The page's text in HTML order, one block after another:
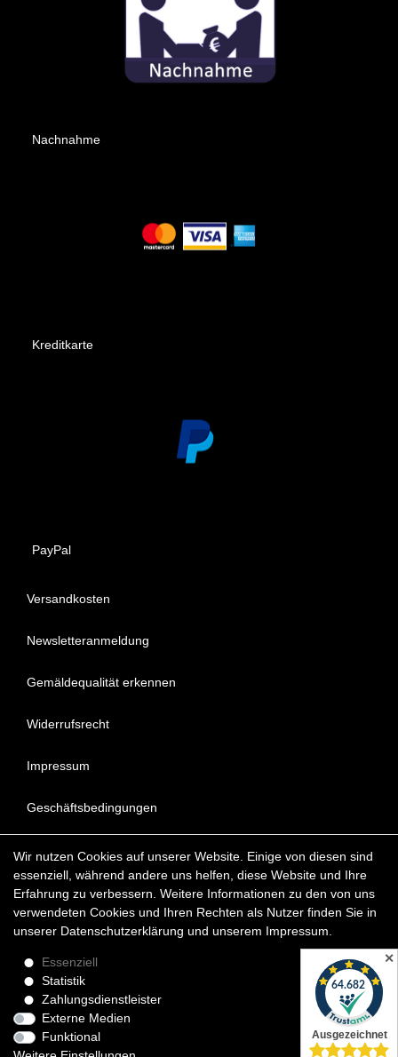
Nachnahme
Kreditkarte
PayPal
Versandkosten
Newsletteranmeldung
Gemäldequalität erkennen
Widerrufsrecht
Impressum
Geschäftsbedingungen
Datenschutzerklärung
FAQ - Häufig gestellte Fragen
Copyright © 2022 KunstDepot24 BERLIN Exklusive Gemälde
*Die Lieferzeit für verfügbare Ölgemälde beträgt etwa 1 - 3
Werktage innerhalb Deutschland. Das Widerrufsrecht gilt für
Wir nutzen Cookies auf unserer Website. Einige von diesen sind
essenziell, während andere uns helfen, diese Website und Ihre
Erfahrung zu verbessern. Weitere Informationen zu den von uns
verwendeten Cookies und Ihren Rechten als Nutzer finden Sie in
unserer Daten­schutz­erklärung und unserem Impressum
Essenziell
Statistik
Zahlungsdienstleister
Externe Medien
Funktional
✕